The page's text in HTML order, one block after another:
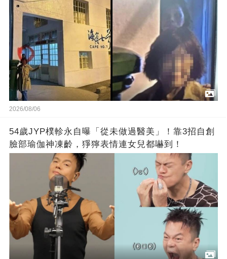
2026/08/06
54歲JYP樸軫永自曝「從未做過醫美」！靠3招自創
臉部瑜伽神凍齡，猙獰表情連女兒都嚇到！